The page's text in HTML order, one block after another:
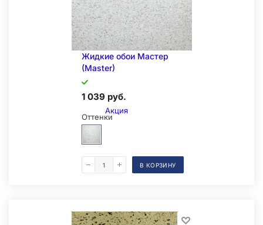
Акция
Жидкие обои Мастер
(Master)
1 039 руб.
Оттенки
В КОРЗИНУ